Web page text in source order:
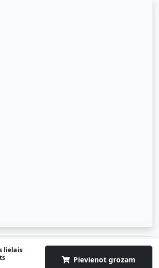
lielais
Pievienot grozam
2026 SIA "Zinva" | Morex.lv